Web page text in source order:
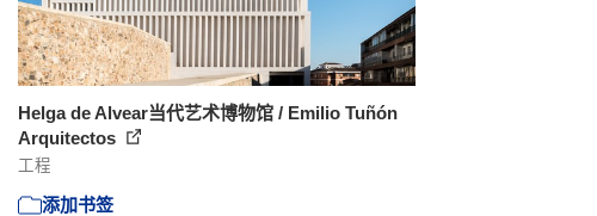
Helga de Alvear当代艺术博物馆 / Emilio Tuñón
Arquitectos
工程
添加书签